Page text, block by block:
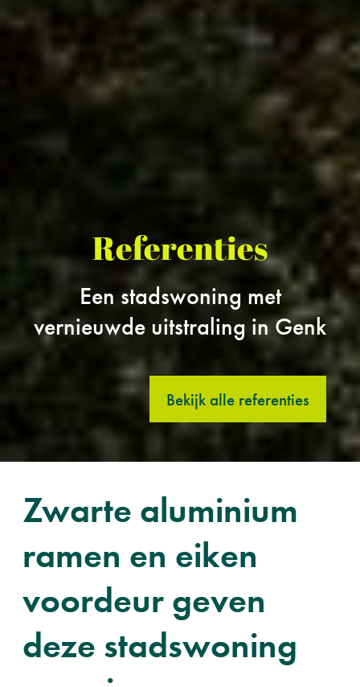
Referenties
Een stadswoning met
vernieuwde uitstraling in Genk
Bekijk alle referenties
Zwarte aluminium
ramen en eiken
voordeur geven
deze stadswoning